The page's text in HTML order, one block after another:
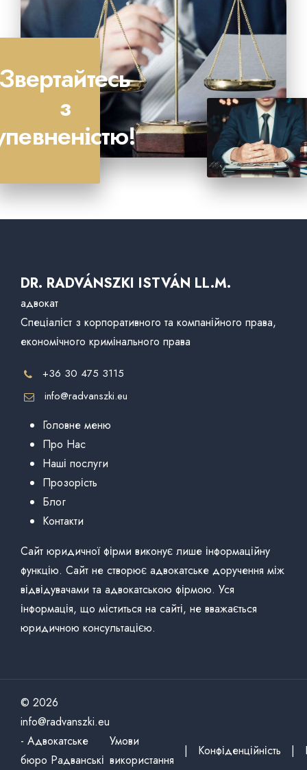
з
DR. RADVÁNSZKI ISTVÁN LL.M.
адвокат
Спеціаліст з корпоративного та компанійного права,
економічного кримінального права
+36 30 475 3115
info@radvanszki.eu
Головне меню
Про Нас
Наші послуги
Прозорість
Блог
Контакти
Сайт юридичної фірми виконує лише інформаційну
функцію. Сайт не створює адвокатське доручення між
відвідувачами та адвокатською фірмою. Уся
інформація, що міститься на сайті, не вважається
юридичною консультацією.
© 2026
info@radvanszki.eu
- Адвокатське
бюро Радванські
Умови
використання
| Конфіденційність |